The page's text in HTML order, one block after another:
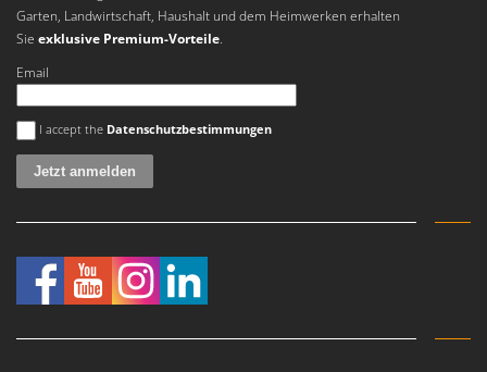
Garten, Landwirtschaft, Haushalt und dem Heimwerken erhalten
Sie exklusive Premium-Vorteile.
Email
Es ist ein Fehler aufgetreten
I accept the Datenschutzbestimmungen